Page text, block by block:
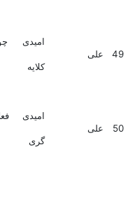
امیدی چور
امیدی فعله